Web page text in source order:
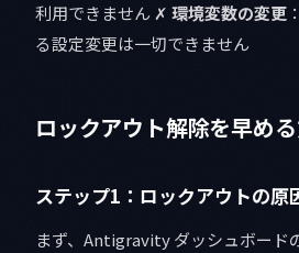
利用できません ✗ 環境変数の変更
る設定変更は一切できません
ロックアウト解除を早め
ステップ1：ロックアウトの原
まず、Antigravity ダッシュボード